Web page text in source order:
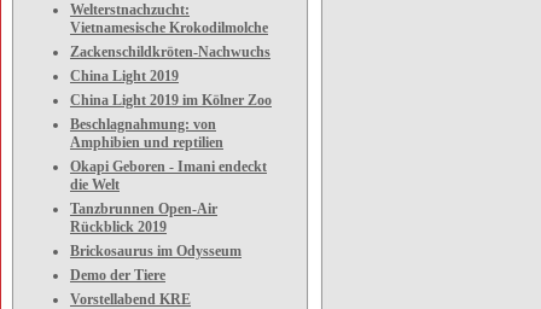
Welterstnachzucht:
Vietnamesische Krokodilmolche
Zackenschildkröten-Nachwuchs
China Light 2019
China Light 2019 im Kölner Zoo
Beschlagnahmung: von
Amphibien und reptilien
Okapi Geboren - Imani endeckt
die Welt
Tanzbrunnen Open-Air
Rückblick 2019
Brickosaurus im Odysseum
Demo der Tiere
Vorstellabend KRE